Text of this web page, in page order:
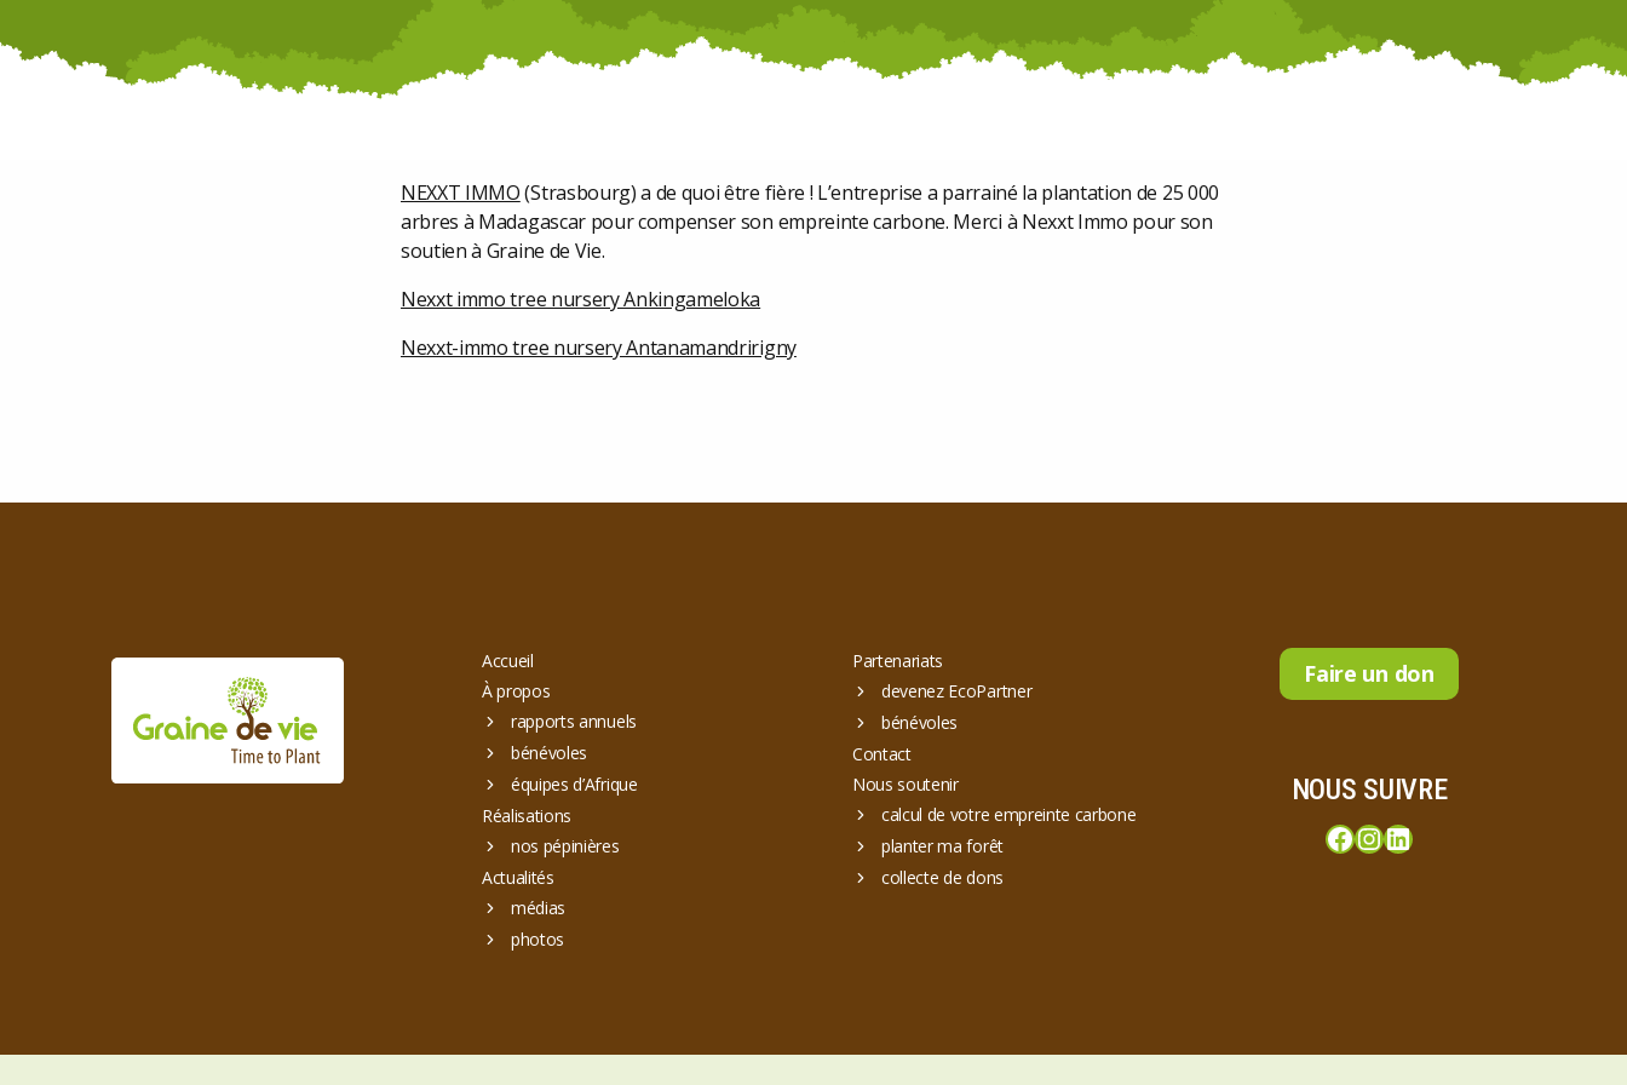
NEXXT IMMO(Strasbourg) a de quoi être fière ! L’entreprise a parrainé la plantation de 25 000
arbres à Madagascar pour compenser son empreinte carbone. Merci à Nexxt Immo pour son
soutien à Graine de Vie.
Nexxt immo tree nursery Ankingameloka
Nexxt-immo tree nursery Antanamandririgny
Accueil
À propos
rapports annuels
bénévoles
équipes d’Afrique
Réalisations
nos pépinières
Actualités
médias
photos
Partenariats
devenez EcoPartner
bénévoles
Contact
Nous soutenir
calcul de votre empreinte carbone
planter ma forêt
collecte de dons
Faire un don
NOUS SUIVRE
Facebook
Instagram
LinkedIn